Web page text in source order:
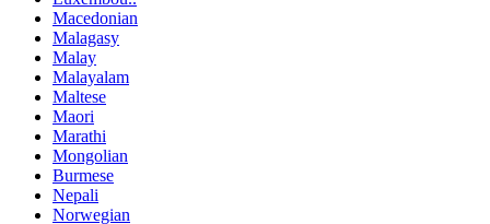
Macedonian
Malagasy
Malay
Malayalam
Maltese
Maori
Marathi
Mongolian
Burmese
Nepali
Norwegian